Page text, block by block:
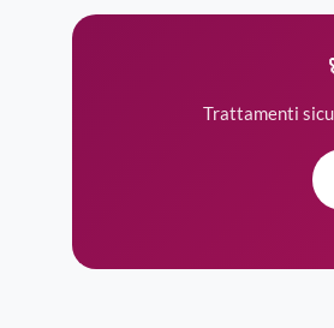
Trattamenti